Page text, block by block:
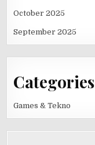
October 2025
September 2025
Categories
Games & Tekno